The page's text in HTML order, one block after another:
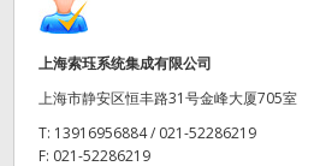
上海索珏系统集成有限公司
上海市静安区恒丰路31号金峰大厦705室
T: 13916956884 / 021-52286219
F: 021-52286219